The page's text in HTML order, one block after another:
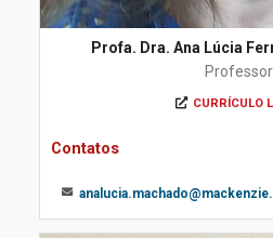
Profa. Dra. Ana Lúcia
CURRÍCULO
Contatos